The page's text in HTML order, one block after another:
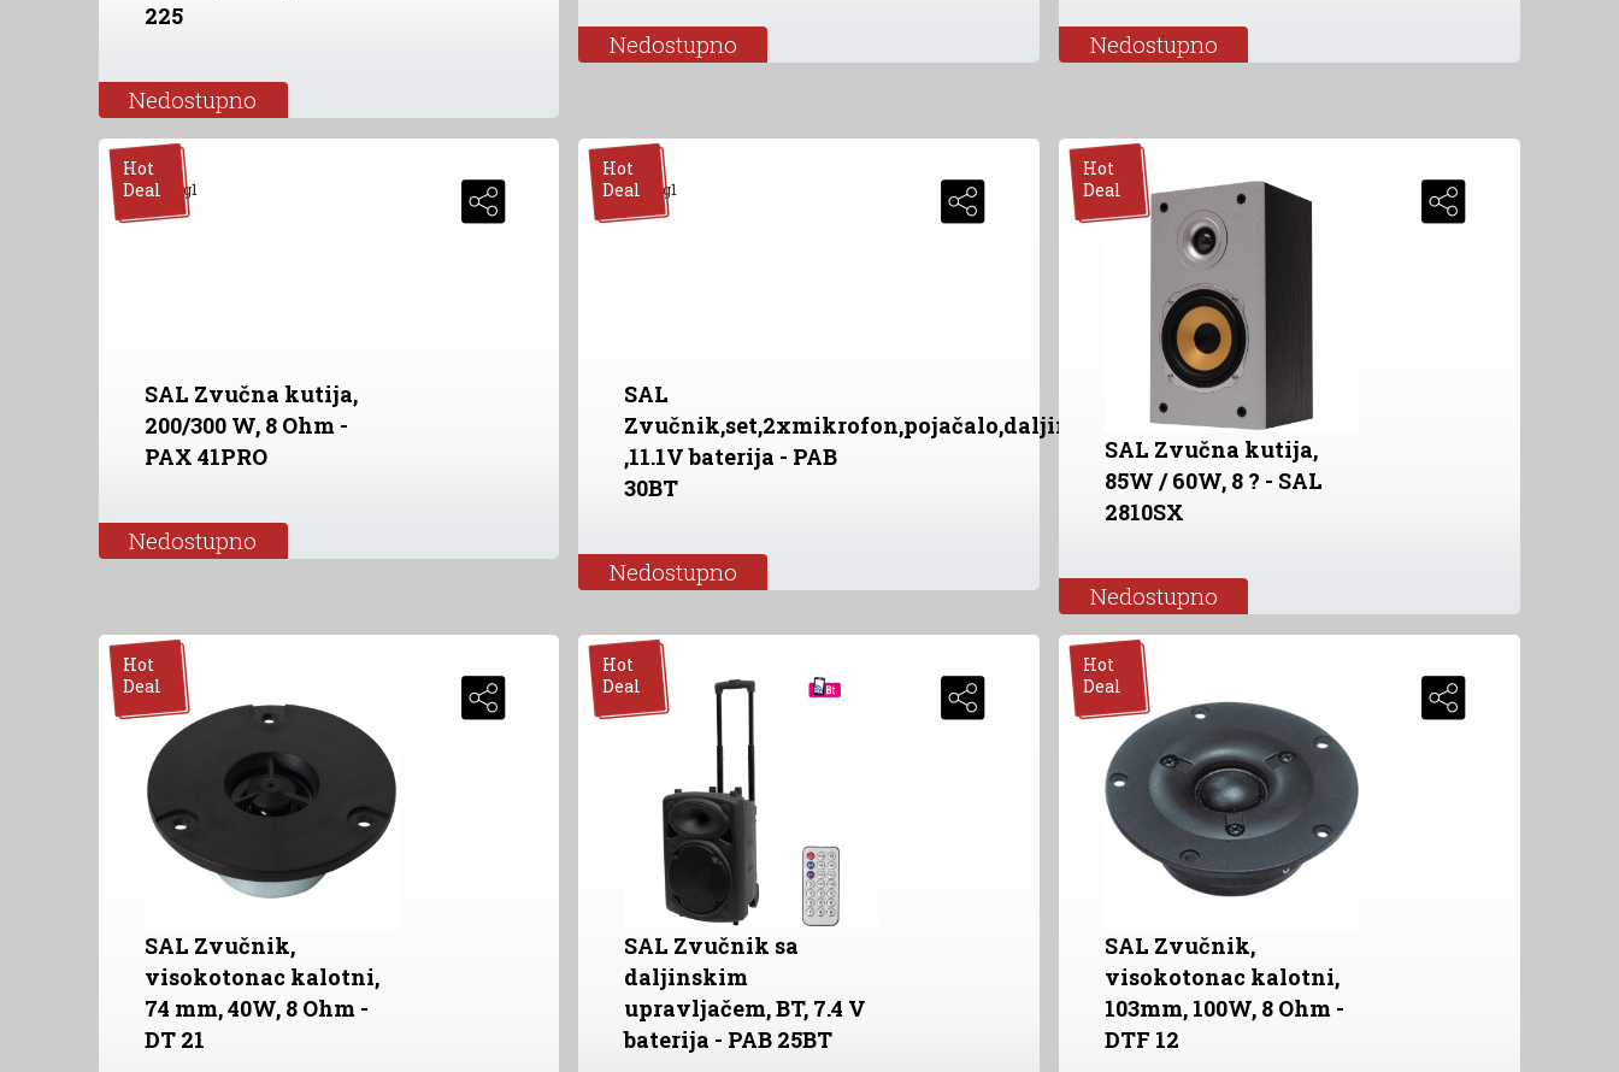
225
Nedostupno
Nedostupno Nedostupno
Hot
Deal
SAL Zvučna kutija,
200/300 W, 8 Ohm -
PAX 41PRO
Nedostupno
Hot
Deal
SAL
Zvučnik,set,2xmikrofon,pojačalo,daljinski
,11.1V baterija - PAB
30BT
Nedostupno
Hot
Deal
SAL Zvučna kutija,
85W / 60W, 8 ? - SAL
2810SX
Nedostupno
Hot
Deal
SAL Zvučnik,
visokotonac kalotni,
74 mm, 40W, 8 Ohm -
DT 21
Hot
Deal
SAL Zvučnik sa
daljinskim
upravljačem, BT, 7.4 V
baterija - PAB 25BT
Hot
Deal
SAL Zvučnik,
visokotonac kalotni,
103mm, 100W, 8 Ohm -
DTF 12